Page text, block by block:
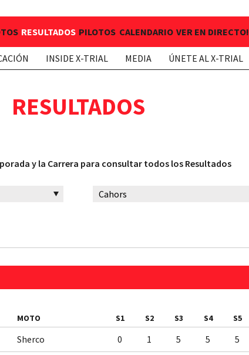
RESULTADOS PILOTOS CALENDARIO VER EN DIRECTO!
INSIDE X-TRIAL MEDIA ÚNETE AL X-TRIAL
RESULTADOS
y la Carrera para consultar todos los Resultados
MOTO S1 S2 S3 S4 S5
Sherco 0 1 5 5 5